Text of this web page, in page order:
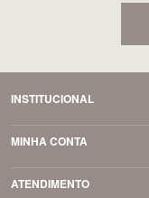
INSTITUCIONAL
MINHA CONTA
ATENDIMENTO